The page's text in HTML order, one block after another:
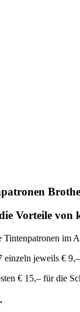
Vorteile
im
einzeln jeweils €
€ 15,– für die